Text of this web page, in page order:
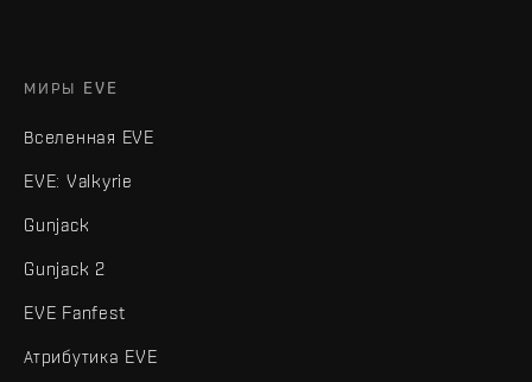
МИРЫ EVE
Вселенная EVE
EVE: Valkyrie
Gunjack
Gunjack 2
EVE Fanfest
Атрибутика EVE